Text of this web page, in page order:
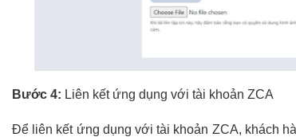
Bước 4: Liên kết ứng dụng với tài khoản ZCA
Để liên kết ứng dụng với tài khoản ZCA, khách